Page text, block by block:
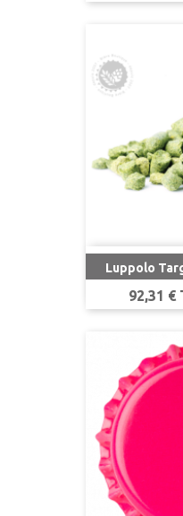
Luppolo
Prezzo
92,31 €